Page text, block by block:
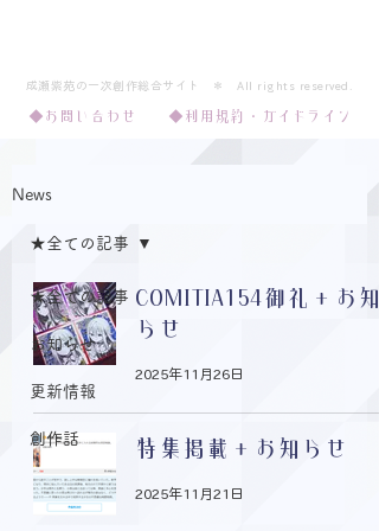
成瀬紫苑の一次創作総合サイト ＊ ​All rights reserved.​​
◆お問い合わせ ◆利用規約・ガイドライン
News
★全ての記事
お知らせ
更新情報
創作話
★全ての記事
COMITIA154御礼＋お知
らせ
2025年11月26日
特集掲載＋お知らせ
2025年11月21日